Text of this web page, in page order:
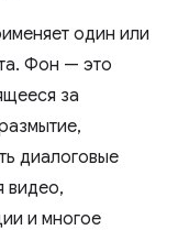
один или
Фон — это
за
диалоговые
видео,
и многое